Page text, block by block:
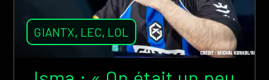
GIANTX, LEC, LOL